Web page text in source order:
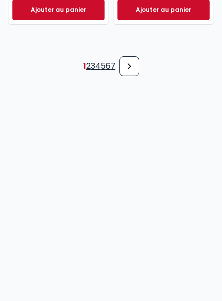
Ajouter au panierGuide familial - Offre papier + web à 147,97 € TTC
Ajouter au panier
ELnet Droit des
1234567